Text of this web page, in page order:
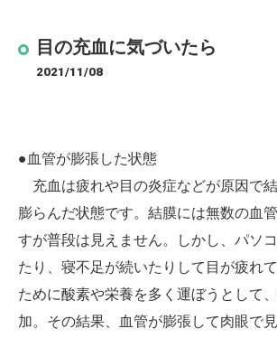
目の充血に気づいたら
2021/11/08
●血管が膨張した状態
充血は疲れや目の炎症などが原因で
膨らんだ状態です。結膜には無数の血
すが普段は見えません。しかし、パソ
たり、寝不足が続いたりして目が疲れ
ために酸素や栄養を多く運ぼうとして
加。その結果、血管が膨張して肉眼で